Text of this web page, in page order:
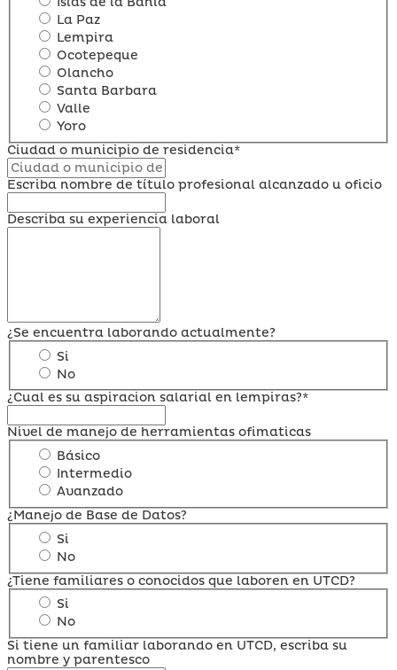
La Paz
Lempira
Ocotepeque
Olancho
Santa Barbara
Valle
Yoro
Ciudad o municipio de residencia*
Escriba nombre de título profesional alcanzado u oficio
Describa su experiencia laboral
¿Se encuentra laborando actualmente?
Si
No
¿Cual es su aspiracion salarial en lempiras?*
Nivel de manejo de herramientas ofimaticas
Básico
Intermedio
Avanzado
¿Manejo de Base de Datos?
Si
No
¿Tiene familiares o conocidos que laboren en UTCD?
Si
No
Si tiene un familiar laborando en UTCD, escriba su
nombre y parentesco